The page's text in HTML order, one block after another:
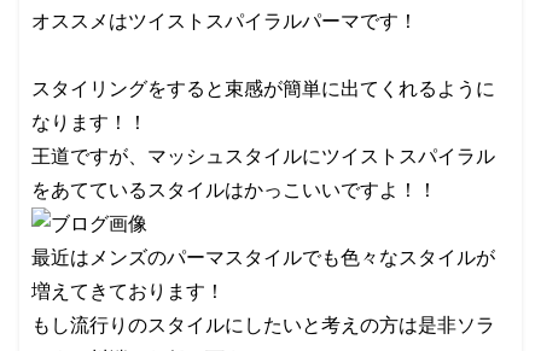
オススメはツイストスパイラルパーマです！
スタイリングをすると束感が簡単に出てくれるように
なります！！
王道ですが、マッシュスタイルにツイストスパイラル
をあてているスタイルはかっこいいですよ！！
最近はメンズのパーマスタイルでも色々なスタイルが
増えてきております！
もし流行りのスタイルにしたいと考えの方は是非ソラ